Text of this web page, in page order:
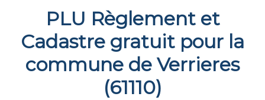
PLU Règlement et
Cadastre gratuit pour la
commune de Verrieres
(61110)